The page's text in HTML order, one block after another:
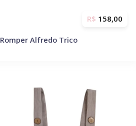
Romper Alfredo Trico
R$ 158,00